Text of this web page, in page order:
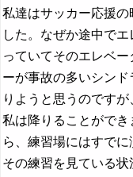
私達はサッカー応援の
した。なぜか途中で
っていてそのエレベ
ーが事故の多いシン
りようと思うのです
私は降りることがで
ら、練習場にはすでに
その練習を見ている状